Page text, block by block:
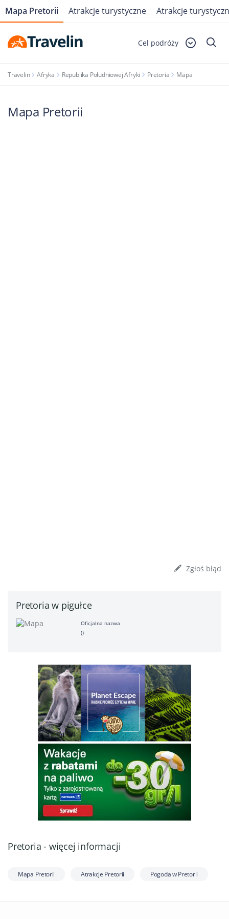
Cel podróży
Travelin Afryka Republika Południowej Afryki Pretoria Mapa
Mapa Pretorii Atrakcje turystyczne Atrakcje
Mapa Pretorii
Zgłoś błąd
Pretoria w pigułce
Oficjalna nazwa
()
Pretoria - więcej informacji
Mapa Pretorii Atrakcje Pretorii Pogoda w Pretorii